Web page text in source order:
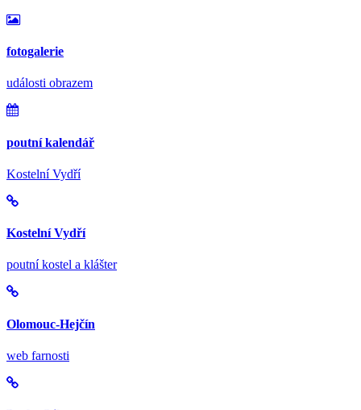
fotogalerie
události obrazem
poutní kalendář
Kostelní Vydří
Kostelní Vydří
poutní kostel a klášter
Olomouc-Hejčín
web farnosti